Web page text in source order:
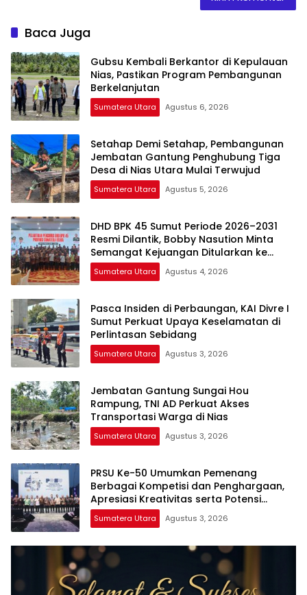
Baca Juga
Gubsu Kembali Berkantor di Kepulauan
Nias, Pastikan Program Pembangunan
Berkelanjutan
Sumatera Utara Agustus 6, 2026
Setahap Demi Setahap, Pembangunan
Jembatan Gantung Penghubung Tiga
Desa di Nias Utara Mulai Terwujud
Sumatera Utara Agustus 5, 2026
DHD BPK 45 Sumut Periode 2026–2031
Resmi Dilantik, Bobby Nasution Minta
Semangat Kejuangan Ditularkan ke
Generasi Muda
Sumatera Utara Agustus 4, 2026
Pasca Insiden di Perbaungan, KAI Divre I
Sumut Perkuat Upaya Keselamatan di
Perlintasan Sebidang
Sumatera Utara Agustus 3, 2026
Jembatan Gantung Sungai Hou
Rampung, TNI AD Perkuat Akses
Transportasi Warga di Nias
Sumatera Utara Agustus 3, 2026
PRSU Ke-50 Umumkan Pemenang
Berbagai Kompetisi dan Penghargaan,
Apresiasi Kreativitas serta Potensi
Daerah Sumatera Utara
Sumatera Utara Agustus 3, 2026